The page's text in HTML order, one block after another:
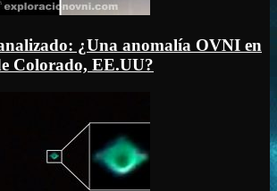
¿Una anomalía OVNI en
Colorado, EE.UU?